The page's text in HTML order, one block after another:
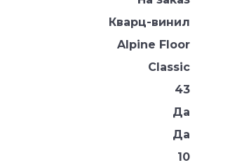
Кварц-винил
Alpine Floor
Classic
43
Да
Да
10